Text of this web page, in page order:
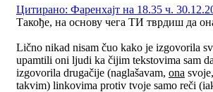
Цитирано: Фаренхајт на 18.35 ч.
Такође, на основу чега ТИ тврдиш да
Lično nikad nisam čuo kako je izgovorila
upamtili oni ljudi ka čijim tekstovima sam
izgovorila drugačije (naglašavam, ona
takvim) linkovima protiv tvoje samo reči